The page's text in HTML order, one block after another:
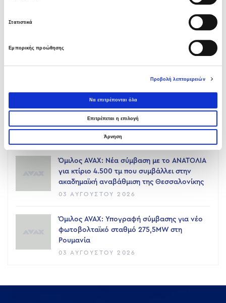
Στατιστικά
Εμπορικής προώθησης
Προβολή λεπτομερειών
Να επιτρέπονται όλα
Επιτρέπεται η επιλογή
Άρνηση
Όμιλος AVAX: Ανάληψη έργου κατασκευής
Νέα σύμβαση ΕΤΕΘ με το ΑΝΑΤΟΛΙΑ για
κτίριο 4.500 τμ
Όμιλος AVAX: Νέα σύμβαση με το ΑΝΑΤΟΛΙΑ
για κτίριο 4.500 τμ που συμβάλλει στην
ακαδημαϊκή αναβάθμιση της Θεσσαλονίκης
03 ΑΥΓΟΎΣΤΟΥ 2026
Όμιλος AVAX: Υπογραφή σύμβασης για νέο
φωτοβολταϊκό σταθμό 275,5MW στη
Ρουμανία
03 ΑΥΓΟΎΣΤΟΥ 2026